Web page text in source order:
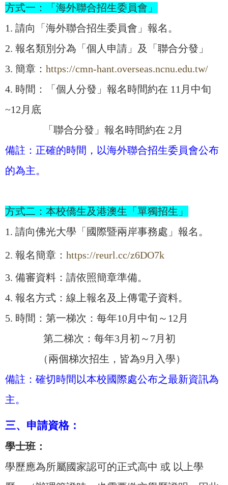
方式一：「海外聯合招生委員會」
1. 請向「海外聯合招生委員會」報名。
2. 報名類別分為「個人申請」及「聯合分發」
3. 簡章： https://cmn-hant.overseas.ncnu.edu.tw/
4. 時間：「個人分發」報名時間約在 11月中旬
~12月底
「聯合分發」報名時間約在 2月
備註：正確的時間，以海外聯合招生委員會公布
的為主。
方式二：本校僑生及港澳生「單獨招生」
1. 請向佛光大學「國際暨兩岸事務處」報名。
2. 報名簡章： https://reurl.cc/z6DO7k
3. 備審資料：請依照簡章準備。
4. 報名方式：線上報名及上傳電子資料。
5. 時間：第一梯次：每年10月中旬～12月
第二梯次：每年3月初～7月初
（兩個梯次招生，皆為9月入學）
備註：確切時間以本校國際處公布之最新資訊為
主。
三、申請資格：
學士班：
學歷應為所屬國家認可的正式高中 或 以上學